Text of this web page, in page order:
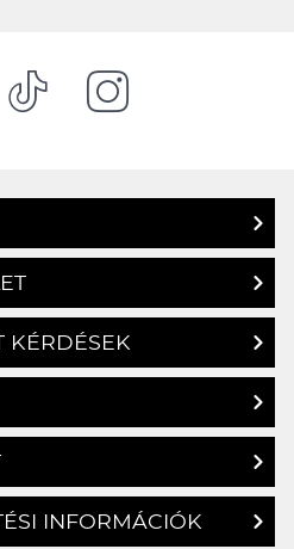
KÉRDÉSEK
INFORMÁCIÓK